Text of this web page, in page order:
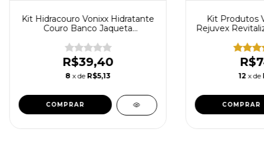
Kit Hidracouro Vonixx Hidratante
Couro Banco Jaqueta
Espuma
R$39,40
8 x de R$5,13
Kit Produtos
Rejuvex
12 x de